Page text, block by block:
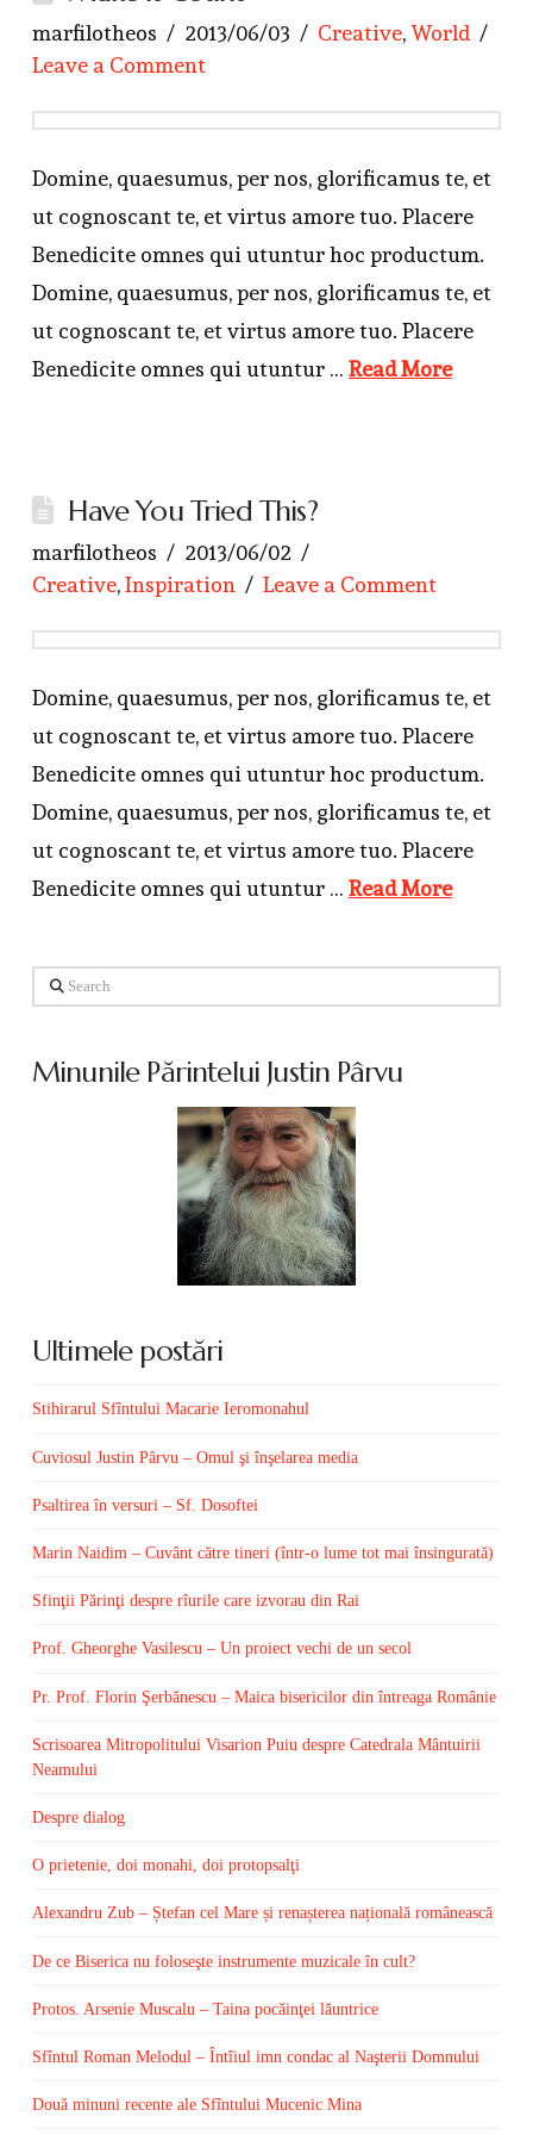
marfilotheos 2013/06/03 Creative, World
Leave a Comment
Domine, quaesumus, per nos, glorificamus te, et
ut cognoscant te, et virtus amore tuo. Placere
Benedicite omnes qui utuntur hoc productum.
Domine, quaesumus, per nos, glorificamus te, et
ut cognoscant te, et virtus amore tuo. Placere
Benedicite omnes qui utuntur … Read More
Have You Tried This?
marfilotheos
2013/06/02
Creative,Inspiration Leave a Comment
Domine, quaesumus, per nos, glorificamus te, et
ut cognoscant te, et virtus amore tuo. Placere
Benedicite omnes qui utuntur hoc productum.
Domine, quaesumus, per nos, glorificamus te, et
ut cognoscant te, et virtus amore tuo. Placere
Benedicite omnes qui utuntur … Read More
Search
Minunile Părintelui Justin Pârvu
Ultimele postări
Stihirarul Sfîntului Macarie Ieromonahul
Cuviosul Justin Pârvu – Omul şi înşelarea media
Psaltirea în versuri – Sf. Dosoftei
Marin Naidim – Cuvânt către tineri (într-o lume tot mai însingurată)
Sfinţii Părinţi despre rîurile care izvorau din Rai
Prof. Gheorghe Vasilescu – Un proiect vechi de un secol
Pr. Prof. Florin Şerbănescu – Maica bisericilor din întreaga Românie
Scrisoarea Mitropolitului Visarion Puiu despre Catedrala Mântuirii
Neamului
Despre dialog
O prietenie, doi monahi, doi protopsalţi
Alexandru Zub – Ștefan cel Mare și renașterea națională românească
De ce Biserica nu foloseşte instrumente muzicale în cult?
Protos. Arsenie Muscalu – Taina pocăinţei lăuntrice
Sfîntul Roman Melodul – Întîiul imn condac al Naşterii Domnului
Două minuni recente ale Sfîntului Mucenic Mina